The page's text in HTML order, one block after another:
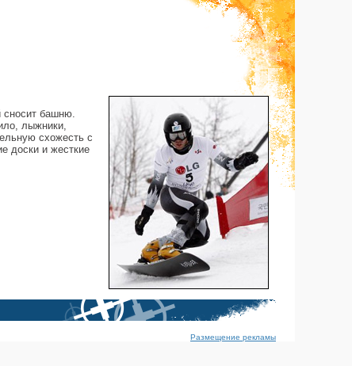
сносит башню.
лыжники,
схожесть с
доски и жесткие
Размещение рекламы